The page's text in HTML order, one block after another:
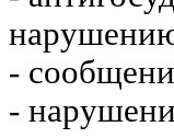
-
-